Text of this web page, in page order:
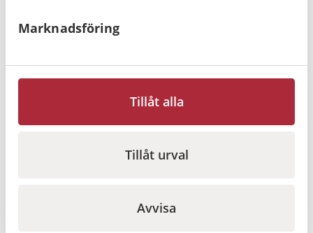
Marknadsföring
Tillåt alla
Tillåt urval
Avvisa
Philips HS1 och FRx
övningshjärtstartare
ProAid Akutväska
2 560